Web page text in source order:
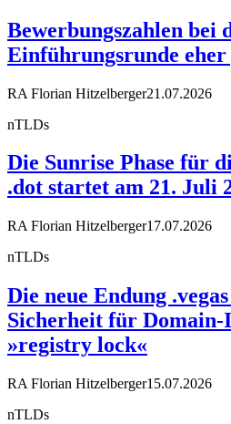
Bewerbungszahlen bei
Einführungsrunde
RA Florian Hitzelberger21.07.2026
nTLDs
Die Sunrise Phase für
.dot startet am 21. Juli
RA Florian Hitzelberger17.07.2026
nTLDs
Die neue Endung
Sicherheit für
»registry lock«
RA Florian Hitzelberger15.07.2026
nTLDs